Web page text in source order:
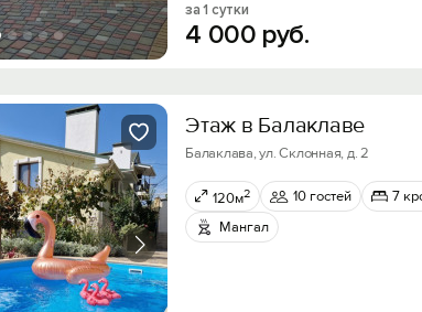
за 1 сутки
4 000 руб.
Этаж в Балаклаве
Балаклава, ул. Склонная, д. 2
120м2 10 гостей 7
Мангал